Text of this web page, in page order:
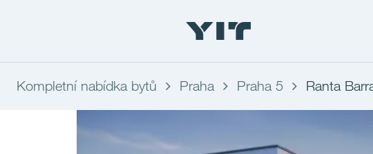
Kompletní nabídka bytů Praha Praha 5 Ranta